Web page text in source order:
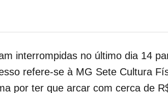
interrompidas no último dia 14
refere-se à MG Sete Cultura
por ter que arcar com cerca de